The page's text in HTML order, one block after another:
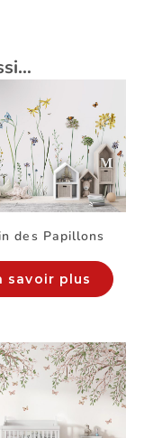
des Papillons
savoir plus